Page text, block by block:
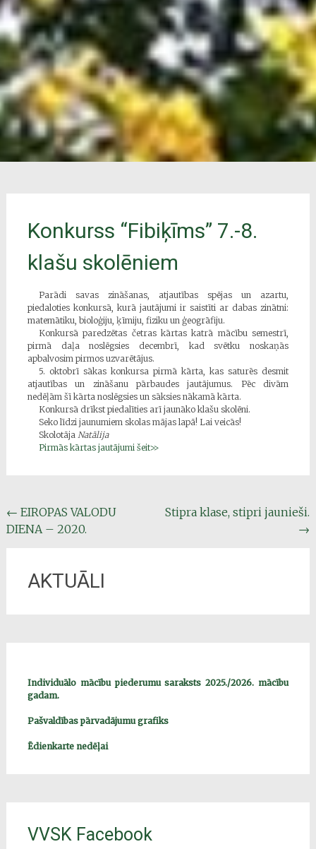
Konkurss “Fibiķīms” 7.-8.
klašu skolēniem
Parādi savas zināšanas, atjautības spējas un azartu,
piedaloties konkursā, kurā jautājumi ir saistīti ar dabas zinātni:
matemātiku, bioloģiju, ķīmiju, fiziku un ģeogrāfiju.
Konkursā paredzētas četras kārtas katrā mācību semestrī,
pirmā daļa noslēgsies decembrī, kad svētku noskaņās
apbalvosim pirmos uzvarētājus.
5. oktobrī sākas konkursa pirmā kārta, kas saturēs desmit
atjautības un zināšanu pārbaudes jautājumus. Pēc divām
nedēļām šī kārta noslēgsies un sāksies nākamā kārta.
Konkursā drīkst piedalīties arī jaunāko klašu skolēni.
Seko līdzi jaunumiem skolas mājas lapā! Lai veicās!
Skolotāja Natālija
Pirmās kārtas jautājumi šeit>>
Post
navigation
← EIROPAS VALODU
DIENA – 2020.
Stipra klase, stipri jaunieši.
→
AKTUĀLI
Individuālo mācību piederumu saraksts 2025./2026. mācību
gadam.
Pašvaldības pārvadājumu grafiks
Ēdienkarte nedēļai
VVSK Facebook